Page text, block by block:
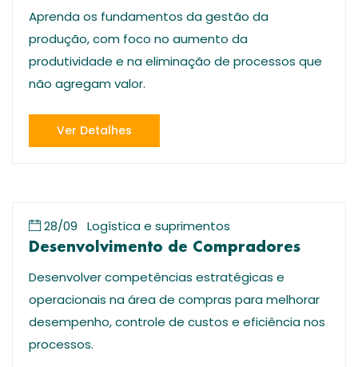
Aprenda os fundamentos da gestão da
produção, com foco no aumento da
produtividade e na eliminação de processos que
não agregam valor.
Ver Detalhes
28/09 Logística e suprimentos
Desenvolvimento de Compradores
Desenvolver competências estratégicas e
operacionais na área de compras para melhorar
desempenho, controle de custos e eficiência nos
processos.